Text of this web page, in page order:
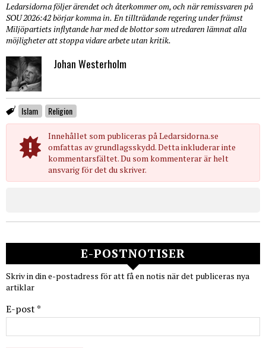
Ledarsidorna följer ärendet och återkommer om, och när remissvaren på
SOU 2026:42 börjar komma in. En tillträdande regering under främst
Miljöpartiets inflytande har med de blottor som utredaren lämnat alla
möjligheter att stoppa vidare arbete utan kritik.
Johan Westerholm
Islam Religion
Innehållet som publiceras på Ledarsidorna.se
omfattas av grundlagsskydd. Detta inkluderar inte
kommentarsfältet. Du som kommenterar är helt
ansvarig för det du skriver.
E-POSTNOTISER
Skriv in din e-postadress för att få en notis när det publiceras nya
artiklar
E-post *